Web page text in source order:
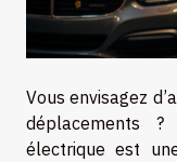
Vous envisagez
déplacements
électrique est